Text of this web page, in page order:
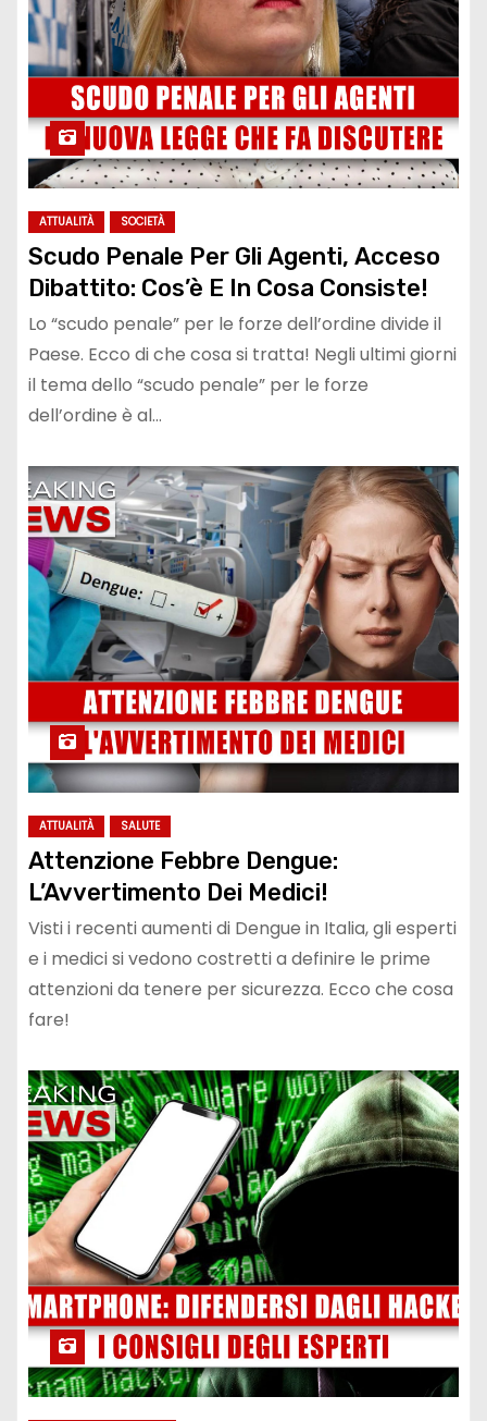
ATTUALITÀ SOCIETÀ
Scudo Penale Per Gli Agenti, Acceso
Dibattito: Cos’è E In Cosa Consiste!
Lo “scudo penale” per le forze dell’ordine divide il
Paese. Ecco di che cosa si tratta! Negli ultimi giorni
il tema dello “scudo penale” per le forze
dell’ordine è al…
ATTUALITÀ SALUTE
Attenzione Febbre Dengue:
L’Avvertimento Dei Medici!
Visti i recenti aumenti di Dengue in Italia, gli esperti
e i medici si vedono costretti a definire le prime
attenzioni da tenere per sicurezza. Ecco che cosa
fare!